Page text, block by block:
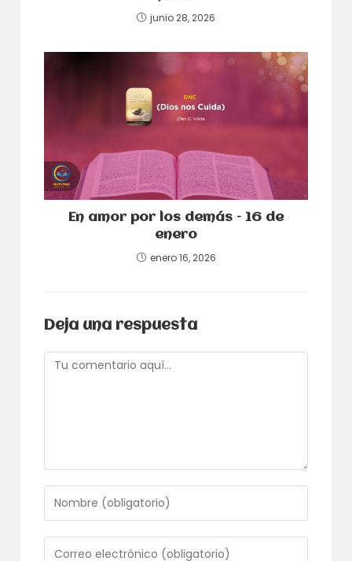
junio 28, 2026
En amor por los demás – 16 de
enero
enero 16, 2026
Deja una respuesta
Comentario
tu
nombre
o